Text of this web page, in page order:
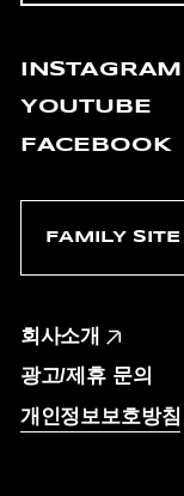
INSTAGRAM
YOUTUBE
FACEBOOK
회사소개
광고/제휴 문의
개인정보보호방침